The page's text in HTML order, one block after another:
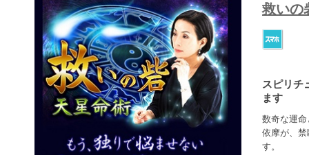
救い
スピリチ
ます
数奇な運
依摩が、
す。